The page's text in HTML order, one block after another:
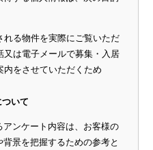
れる物件を実際にご覧いただ
又は電子メールで募集・入居
内をさせていただくため
いて
ンケート内容は、お客様の
景を把握するための参考と